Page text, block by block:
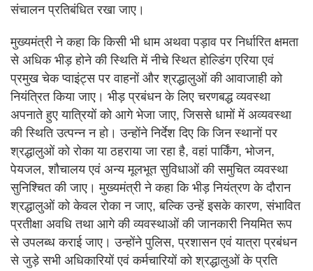
संचालन प्रतिबंधित रखा जाए।
मुख्यमंत्री ने कहा कि किसी भी धाम अथवा पड़ाव पर निर्धारित क्षमता
से अधिक भीड़ होने की स्थिति में नीचे स्थित होल्डिंग एरिया एवं
प्रमुख चेक प्वाइंट्स पर वाहनों और श्रद्धालुओं की आवाजाही को
नियंत्रित किया जाए। भीड़ प्रबंधन के लिए चरणबद्ध व्यवस्था
अपनाते हुए यात्रियों को आगे भेजा जाए, जिससे धामों में अव्यवस्था
की स्थिति उत्पन्न न हो। उन्होंने निर्देश दिए कि जिन स्थानों पर
श्रद्धालुओं को रोका या ठहराया जा रहा है, वहां पार्किंग, भोजन,
पेयजल, शौचालय एवं अन्य मूलभूत सुविधाओं की समुचित व्यवस्था
सुनिश्चित की जाए। मुख्यमंत्री ने कहा कि भीड़ नियंत्रण के दौरान
श्रद्धालुओं को केवल रोका न जाए, बल्कि उन्हें इसके कारण, संभावित
प्रतीक्षा अवधि तथा आगे की व्यवस्थाओं की जानकारी नियमित रूप
से उपलब्ध कराई जाए। उन्होंने पुलिस, प्रशासन एवं यात्रा प्रबंधन
से जुड़े सभी अधिकारियों एवं कर्मचारियों को श्रद्धालुओं के प्रति